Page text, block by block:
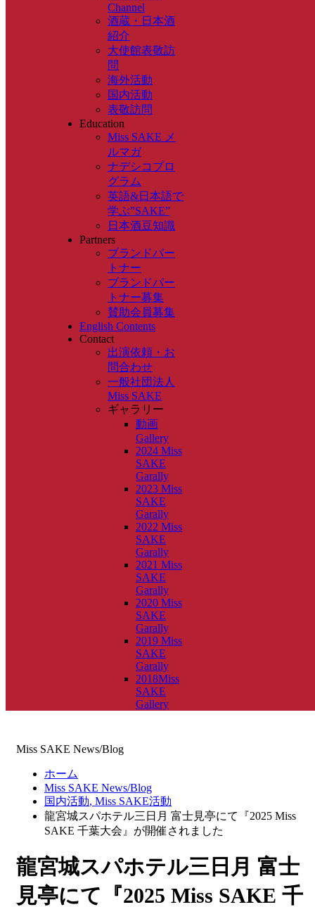
Channel
酒蔵・日本酒
紹介
大使館表敬訪
問
海外活動
国内活動
表敬訪問
Education
Miss SAKE メ
ルマガ
ナデシコプロ
グラム
英語&日本語で
学ぶ”SAKE”
日本酒豆知識
Partners
ブランドパー
トナー
ブランドパー
トナー募集
賛助会員募集
English Contents
Contact
出演依頼・お
問合わせ
一般社団法人
Miss SAKE
ギャラリー
動画
Gallery
2024 Miss
SAKE
Garally
2023 Miss
SAKE
Garally
2022 Miss
SAKE
Garally
2021 Miss
SAKE
Garally
2020 Miss
SAKE
Garally
2019 Miss
SAKE
Garally
2018Miss
SAKE
Gallery
Miss SAKE News/Blog
ホーム
Miss SAKE News/Blog
国内活動, Miss SAKE活動
龍宮城スパホテル三日月 富士見亭にて『2025 Miss
SAKE 千葉大会』が開催されました
龍宮城スパホテル三日月 富士
見亭にて『2025 Miss SAKE 千